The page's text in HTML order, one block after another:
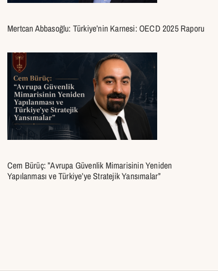
Mertcan Abbasoğlu: Türkiye’nin Karnesi: OECD 2025 Raporu
Cem Bürüç: ”Avrupa Güvenlik Mimarisinin Yeniden
Yapılanması ve Türkiye’ye Stratejik Yansımalar”